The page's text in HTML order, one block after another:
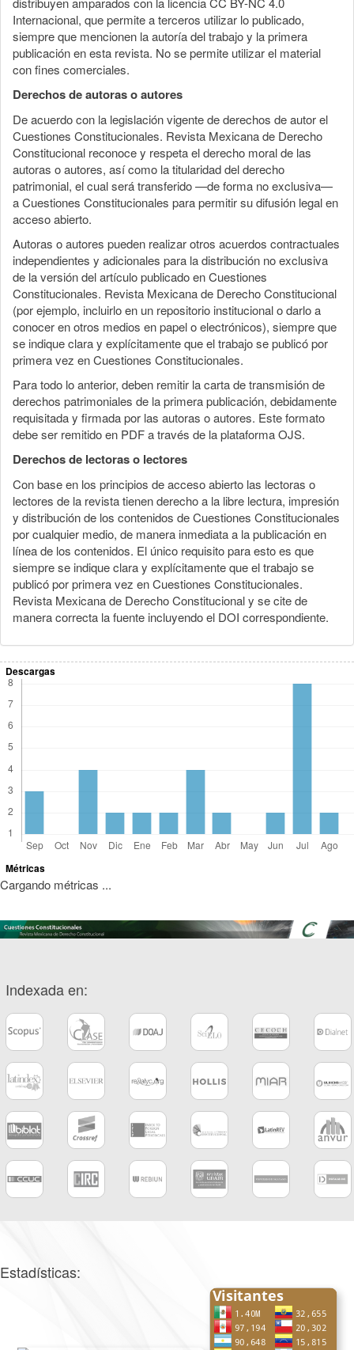
Internacional, que permite a terceros utilizar lo publicado,
siempre que mencionen la autoría del trabajo y la primera
publicación en esta revista. No se permite utilizar el material
con fines comerciales.
Derechos de autoras o autores
De acuerdo con la legislación vigente de derechos de autor el
Cuestiones Constitucionales. Revista Mexicana de Derecho
Constitucional reconoce y respeta el derecho moral de las
autoras o autores, así como la titularidad del derecho
patrimonial, el cual será transferido —de forma no exclusiva—
a Cuestiones Constitucionales para permitir su difusión legal en
acceso abierto.
Autoras o autores pueden realizar otros acuerdos contractuales
independientes y adicionales para la distribución no exclusiva
de la versión del artículo publicado en Cuestiones
Constitucionales. Revista Mexicana de Derecho Constitucional
(por ejemplo, incluirlo en un repositorio institucional o darlo a
conocer en otros medios en papel o electrónicos), siempre que
se indique clara y explícitamente que el trabajo se publicó por
primera vez en Cuestiones Constitucionales.
Para todo lo anterior, deben remitir la carta de transmisión de
derechos patrimoniales de la primera publicación, debidamente
requisitada y firmada por las autoras o autores. Este formato
debe ser remitido en PDF a través de la plataforma OJS.
Derechos de lectoras o lectores
Con base en los principios de acceso abierto las lectoras o
lectores de la revista tienen derecho a la libre lectura, impresión
y distribución de los contenidos de Cuestiones Constitucionales
por cualquier medio, de manera inmediata a la publicación en
línea de los contenidos. El único requisito para esto es que
siempre se indique clara y explícitamente que el trabajo se
publicó por primera vez en Cuestiones Constitucionales.
Revista Mexicana de Derecho Constitucional y se cite de
manera correcta la fuente incluyendo el DOI correspondiente.
Descargas
Métricas
Cargando métricas ...
Indexada en:
Estadísticas: